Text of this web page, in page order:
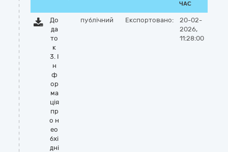
ЧАС
До
да
то
к
3. І
н
ф
ор
ма
ція
пр
о н
ео
бхі
дні
публічний Експортовано:
20-02-
2026,
11:28:00